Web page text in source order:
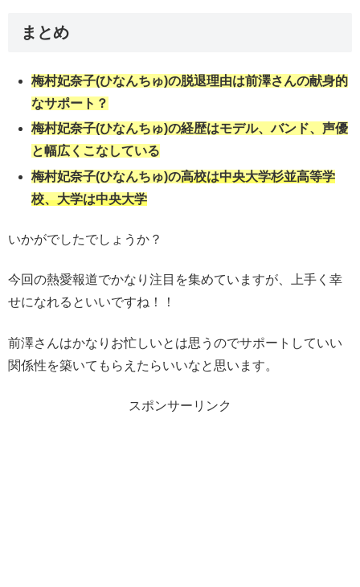
まとめ
梅村妃奈子(ひなんちゅ)の脱退理由は前澤さんの献身的
なサポート？
梅村妃奈子(ひなんちゅ)の経歴はモデル、バンド、声優
と幅広くこなしている
梅村妃奈子(ひなんちゅ)の高校は中央大学杉並高等学
校、大学は中央大学
いかがでしたでしょうか？
今回の熱愛報道でかなり注目を集めていますが、上手く幸
せになれるといいですね！！
前澤さんはかなりお忙しいとは思うのでサポートしていい
関係性を築いてもらえたらいいなと思います。
スポンサーリンク